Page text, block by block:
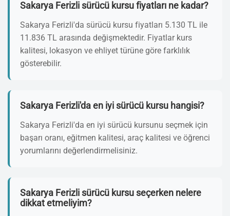
Sakarya Ferizli sürücü kursu fiyatları ne kadar?
Sakarya Ferizli'da sürücü kursu fiyatları 5.130 TL ile
11.836 TL arasında değişmektedir. Fiyatlar kurs
kalitesi, lokasyon ve ehliyet türüne göre farklılık
gösterebilir.
Sakarya Ferizli'da en iyi sürücü kursu hangisi?
Sakarya Ferizli'da en iyi sürücü kursunu seçmek için
başarı oranı, eğitmen kalitesi, araç kalitesi ve öğrenci
yorumlarını değerlendirmelisiniz.
Sakarya Ferizli sürücü kursu seçerken nelere
dikkat etmeliyim?